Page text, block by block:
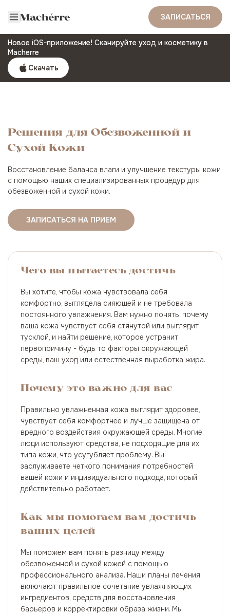
ЗАПИСАТЬСЯ
Новое iOS-приложение! Сканируйте уход и косметику в
Macherre
Скачать
Решения для Обезвоженной и
Сухой Кожи
Восстановление баланса влаги и улучшение текстуры кожи
с помощью наших специализированных процедур для
обезвоженной и сухой кожи.
ЗАПИСАТЬСЯ НА ПРИЕМ
Чего вы пытаетесь достичь
Вы хотите, чтобы кожа чувствовала себя
комфортно, выглядела сияющей и не требовала
постоянного увлажнения. Вам нужно понять, почему
ваша кожа чувствует себя стянутой или выглядит
тусклой, и найти решение, которое устранит
первопричину - будь то факторы окружающей
среды, ваш уход или естественная выработка жира.
Почему это важно для вас
Правильно увлажненная кожа выглядит здоровее,
чувствует себя комфортнее и лучше защищена от
вредного воздействия окружающей среды. Многие
люди используют средства, не подходящие для их
типа кожи, что усугубляет проблему. Вы
заслуживаете четкого понимания потребностей
вашей кожи и индивидуального подхода, который
действительно работает.
Как мы помогаем вам достичь
ваших целей
Мы поможем вам понять разницу между
обезвоженной и сухой кожей с помощью
профессионального анализа. Наши планы лечения
включают правильное сочетание увлажняющих
ингредиентов, средств для восстановления
барьеров и корректировки образа жизни. Мы